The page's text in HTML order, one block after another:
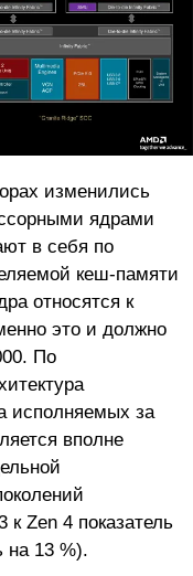
изменились
ядрами
в себя по
кеш-памяти
относятся к
это и должно
По
исполняемых за
вполне
Zen 4 показатель
13 %).